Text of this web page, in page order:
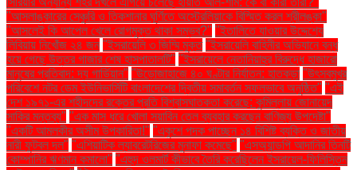
"আসলাঙ্কারের সেঞ্চুরি ও তিকশানার ঘূর্ণিতে অস্ট্রেলিয়াকে বিস্মিত করল শ্রীলঙ্কা"
"আসলেই কি আপেল খেলে রোগমুক্ত থাকা সম্ভব?" "ইতালিতে যাওয়ার উদ্দেশ্যে
লিবিয়ায় নিখোঁজ ২৪ জন "ইসরায়েলি ৩ জিম্মি মুক্ত "ইসরায়েলি বাহিনীর অভিযানে বন্ধ
হয়ে গেছে উত্তর গাজার শেষ হাসপাতালটি" "ইসরায়েলে নেতানিয়াহুর বিরুদ্ধে হাজারো
মানুষের প্রতিবাদ: দ্য গার্ডিয়ান" "উড়োজাহাজে ৪০ ঘণ্টার নির্যাতন: হাতকড়া "উৎসবমুখর
পরিবেশে নটর ডেম ইউনিভার্সিটি বাংলাদেশের দ্বিতীয় সমাবর্তন সফলভাবে অনুষ্ঠিত" "এই
দেশ ১৯৭১-এর শহীদদের রক্তের প্রতি বিশ্বাসঘাতকতা করেছে: কুমিল্লায় জোনায়েদ
সাকির মন্তব্য" "এক মাস ধরে খোলা সয়াবিন তেল ব্যবহার করছেন বাণিজ্য উপদেষ্টা"
"একটি আমলকীর অসীম উপকারিতা!" "একুশে পদক পাচ্ছেন ১৪ বিশিষ্ট ব্যক্তি ও জাতীয়
নারী ফুটবল দল" "এশিয়াটিক ল্যাবরেটরিজের মুনাফা কমেছে" "এসঅ্যান্ডপি আদানির তিনটি
কোম্পানির ঋণমান কমালো" "এহুদ ওলমার্ট কীভাবে তৈরি করেছিলেন ইসরায়েল-ফিলিস্তিন